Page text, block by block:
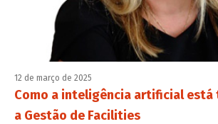
12 de março de 2025
Como a inteligência artificial está
a Gestão de Facilities